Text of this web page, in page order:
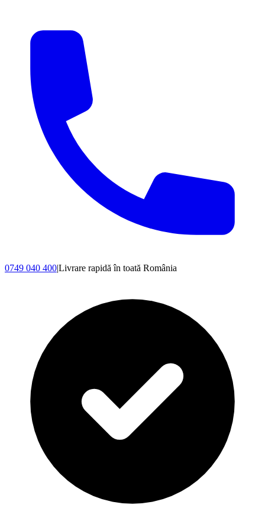
0749 040 400|Livrare rapidă în toată România